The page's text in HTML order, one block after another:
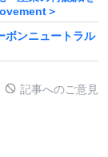
＞
ボンニュートラル
記事へのご意見